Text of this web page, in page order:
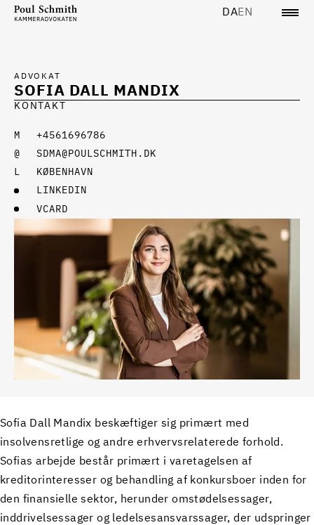
DAEN
SOFIA DALL MANDIX
ADVOKAT
KONTAKT
+4561696786
SDMA@POULSCHMITH.DK
KØBENHAVN
LINKEDIN
VCARD
Sofia Dall Mandix beskæftiger sig primært med
insolvensretlige og andre erhvervsrelaterede forhold.
Sofias arbejde består primært i varetagelsen af
kreditorinteresser og behandling af konkursboer inden for
den finansielle sektor, herunder omstødelsessager,
inddrivelsessager og ledelsesansvarssager, der udspringer